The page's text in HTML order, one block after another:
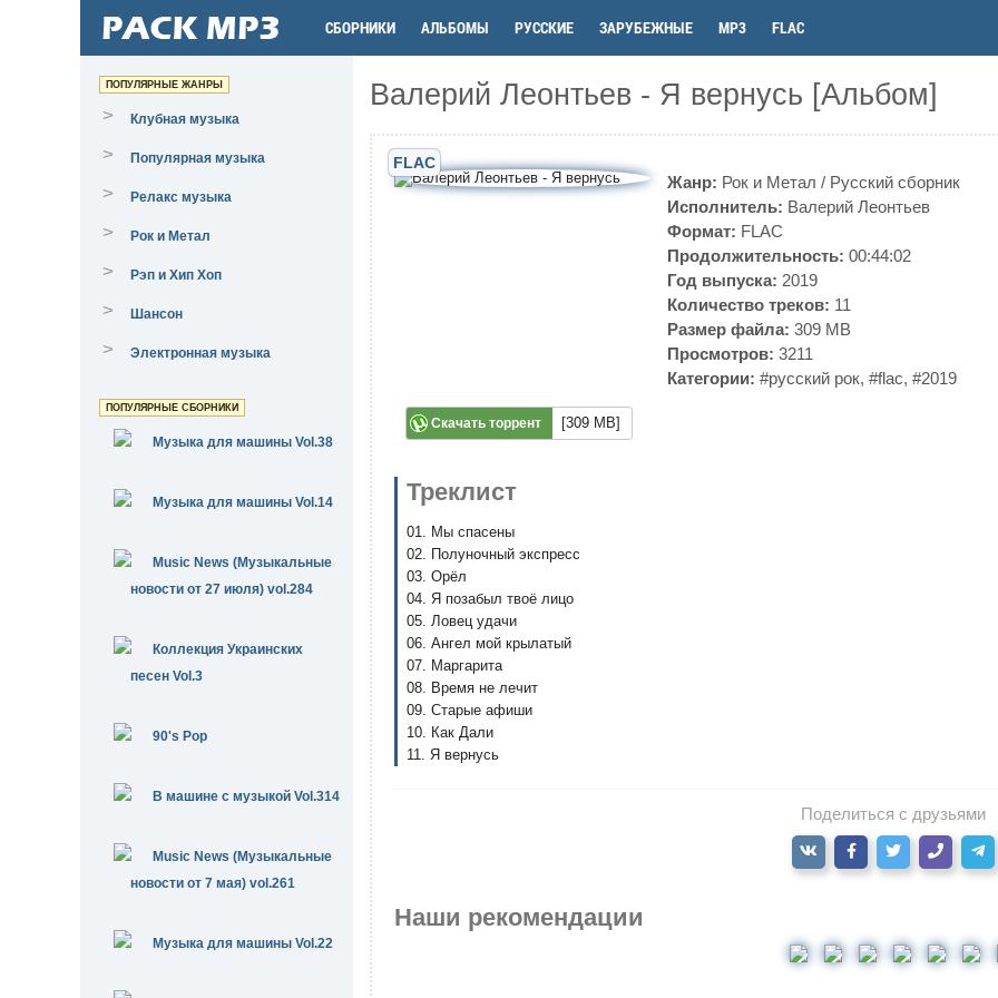
СБОРНИКИ АЛЬБОМЫ РУССКИЕ ЗАРУБЕЖНЫЕ MP3 FLAC
Валерий Леонтьев - Я вернусь [Альбом]
FLAC
Жанр: Рок и Метал / Русский сборник
Исполнитель: Валерий Леонтьев
Формат: FLAC
Продолжительность: 00:44:02
Год выпуска: 2019
Количество треков: 11
Размер файла: 309 MB
Просмотров: 3211
Категории: #русский рок, #flac, #2019
Скачать торрент [309 MB]
Треклист
01. Мы спасены
02. Полуночный экспресс
03. Орёл
04. Я позабыл твоё лицо
05. Ловец удачи
06. Ангел мой крылатый
07. Маргарита
08. Время не лечит
09. Старые афиши
10. Как Дали
11. Я вернусь
Поделиться с друзьями
Наши рекомендации
ПОПУЛЯРНЫЕ ЖАНРЫ
> Клубная музыка
> Популярная музыка
> Релакс музыка
> Рок и Метал
> Рэп и Хип Хоп
> Шансон
> Электронная музыка
ПОПУЛЯРНЫЕ СБОРНИКИ
Музыка для машины Vol.38
Музыка для машины Vol.14
Music News (Музыкальные
новости от 27 июля) vol.284
Коллекция Украинских
песен Vol.3
90's Pop
В машине с музыкой Vol.314
Music News (Музыкальные
новости от 7 мая) vol.261
Музыка для машины Vol.22